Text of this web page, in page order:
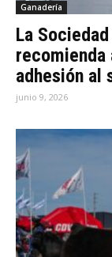
Ganadería
La
recomienda
adhesión al
junio 9, 2026